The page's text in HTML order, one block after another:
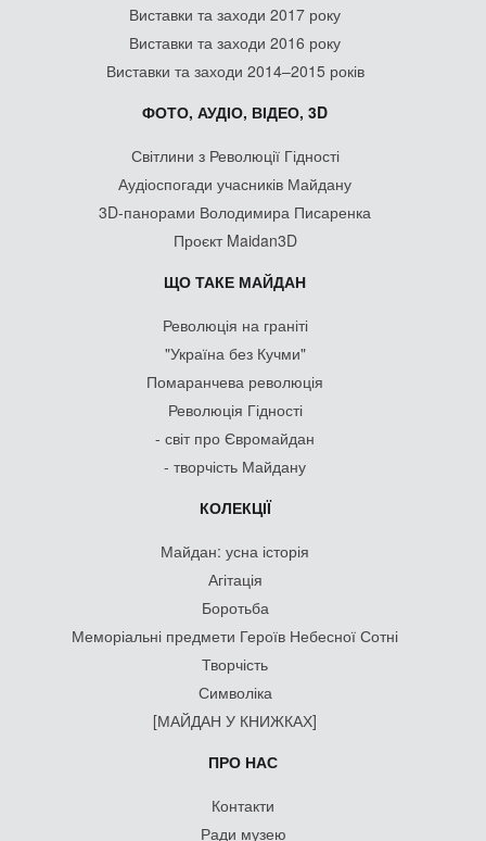
Виставки та заходи 2017 року
Виставки та заходи 2016 року
Виставки та заходи 2014–2015 років
ФОТО, АУДІО, ВІДЕО, 3D
Світлини з Революції Гідності
Аудіоспогади учасників Майдану
3D-панорами Володимира Писаренка
Проєкт Maidan3D
ЩО ТАКЕ МАЙДАН
Революція на граніті
"Україна без Кучми"
Помаранчева революція
Революція Гідності
- світ про Євромайдан
- творчість Майдану
КОЛЕКЦІЇ
Майдан: усна історія
Агітація
Боротьба
Меморіальні предмети Героїв Небесної Сотні
Творчість
Символіка
[МАЙДАН У КНИЖКАХ]
ПРО НАС
Контакти
Ради музею